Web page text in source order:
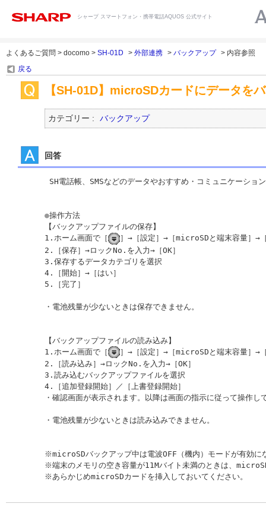
シャープ スマートフォン・携帯電話AQUOS 公式サイト
よくあるご質問 > docomo > SH-01D > 外部連携 > バックアップ > 内容参照
戻る
【SH-01D】microSDカードにデータを
カテゴリー : バックアップ
回答
SH電話帳、SMSなどのデータやおすすめ・コミュニケーショ
●操作方法
【バックアップファイルの保存】
1.ホーム画面で［
］→［設定］→［microSDと端末容量］→
2.［保存］→ロックNo.を入力→［OK］
3.保存するデータカテゴリを選択
4.［開始］→［はい］
5.［完了］
・電池残量が少ないときは保存できません。
【バックアップファイルの読み込み】
1.ホーム画面で［
］→［設定］→［microSDと端末容量］→
2.［読み込み］→ロックNo.を入力→［OK］
3.読み込むバックアップファイルを選択
4.［追加登録開始］／［上書登録開始］
・確認画面が表示されます。以降は画面の指示に従って操作し
・電池残量が少ないときは読み込みできません。
※microSDバックアップ中は電波OFF（機内）モードが有効に
※端末のメモリの空き容量が11Mバイト未満のときは、
※あらかじめmicroSDカードを挿入しておいてください。